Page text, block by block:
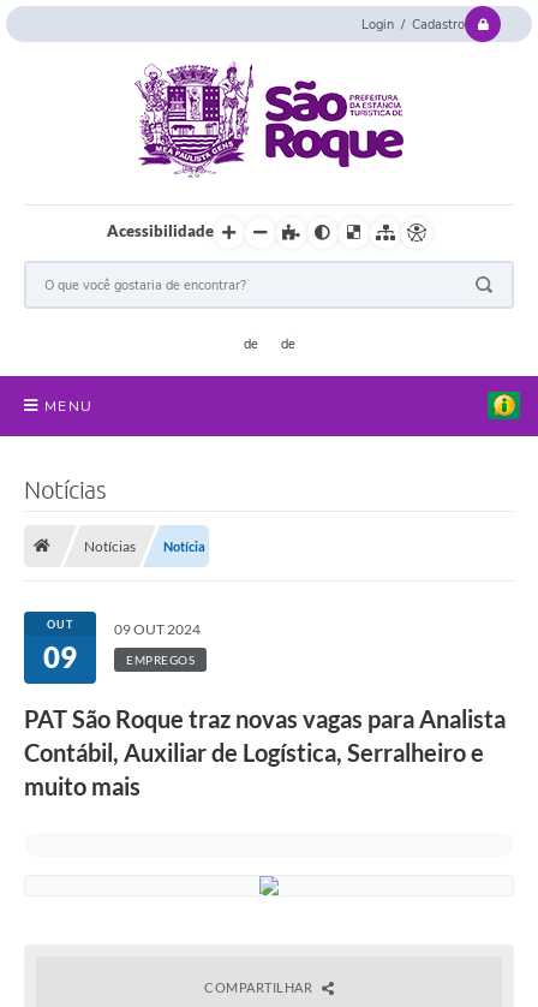
Login / Cadastro
Acessibilidade
MENU
Atribuições
Transparência
Arvorômetro
Secretarias/Departamentos
Notícias
Notícias Notícia
OUT
09
09 OUT 2024
EMPREGOS
PAT São Roque traz novas vagas para Analista
Contábil, Auxiliar de Logística, Serralheiro e
muito mais
COMPARTILHAR